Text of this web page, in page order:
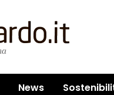
News